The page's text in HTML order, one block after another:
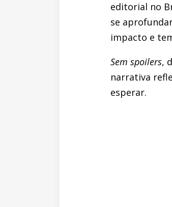
editorial no
se
impacto e
Sem spoilers,
narrativa
esperar.